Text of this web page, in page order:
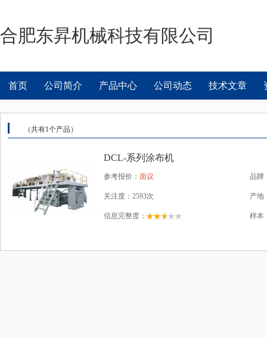
合肥东昇机械科技有限公司
首页 公司简介 产品中心 公司动态 技术文章
（共有1个产品）
DCL-系列涂布机
参考报价： 面议 品牌
关注度：2593次 产地
信息完整度： 样本